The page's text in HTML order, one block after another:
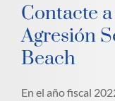
Contacte
Agresión
Beach
En el año fiscal